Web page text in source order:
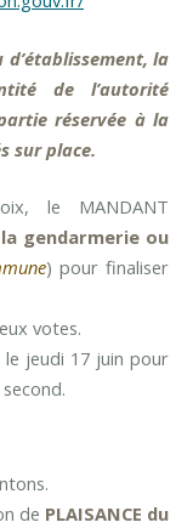
la
de l’autorité
réservée à la
sur place.
le MANDANT
gendarmerie ou
) pour finaliser
votes.
le jeudi 17 juin pour
de PLAISANCE du